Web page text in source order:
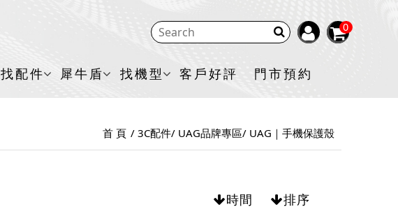
0
找配件 犀牛盾 找機型 客戶好評 門市預約
首 頁 3C配件 UAG品牌專區 UAG｜手機保護殼
時間 排序